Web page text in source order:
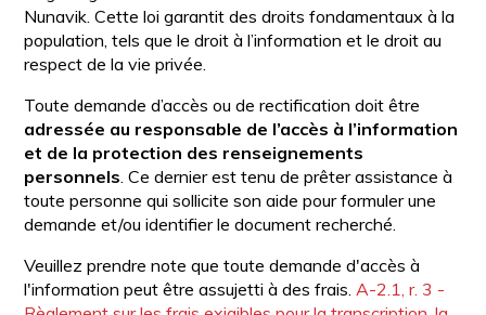
Nunavik. Cette loi garantit des droits fondamentaux à la
population, tels que le droit à l’information et le droit au
respect de la vie privée.
Toute demande d’accès ou de rectification doit être
adressée au responsable de l’accès à l’information
et de la protection des renseignements
personnels. Ce dernier est tenu de prêter assistance à
toute personne qui sollicite son aide pour formuler une
demande et/ou identifier le document recherché.
Veuillez prendre note que toute demande d'accès à
l'information peut être assujetti à des frais.A-2.1, r. 3 -